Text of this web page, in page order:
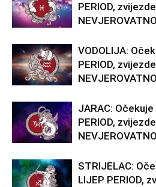
PERIOD,
VODOLIJA:
PERIOD,
JARAC: Očekuje
PERIOD,
STRIJELAC:
LIJEP PERIOD,